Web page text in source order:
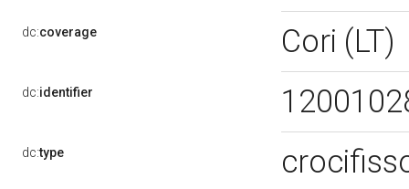
dc:coverage Cori (LT)
dc:identifier
dc:type